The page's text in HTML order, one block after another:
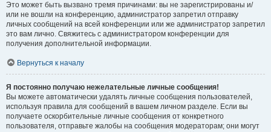
Это может быть вызвано тремя причинами: вы не зарегистрированы и/
или не вошли на конференцию, администратор запретил отправку
личных сообщений на всей конференции или же администратор запретил
это вам лично. Свяжитесь с администратором конференции для
получения дополнительной информации.
Вернуться к началу
Я постоянно получаю нежелательные личные сообщения!
Вы можете автоматически удалять личные сообщения пользователей,
используя правила для сообщений в вашем личном разделе. Если вы
получаете оскорбительные личные сообщения от конкретного
пользователя, отправьте жалобы на сообщения модераторам; они могут